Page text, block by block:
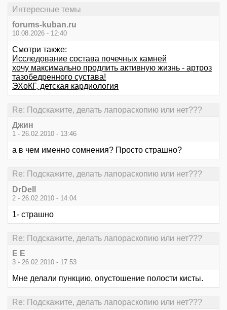
Интересные темы
forums-kuban.ru
10.08.2026 - 12:40
Смотри также:
Исследование состава почечных камней
хочу максимально продлить активную жизнь - артроз
тазобедренного сустава!
ЭХоКГ, детская кардиология
Re: Подскажите, делать лапораскопию или нет???
Джин
1 - 26.02.2010 - 13:46
а в чем именно сомнения? Просто страшно?
Re: Подскажите, делать лапораскопию или нет???
DrDell
2 - 26.02.2010 - 14:04
1- страшно
Re: Подскажите, делать лапораскопию или нет???
Е Е
3 - 26.02.2010 - 17:53
Мне делали пункцию, опустошение полости кисты.
Re: Подскажите, делать лапораскопию или нет???